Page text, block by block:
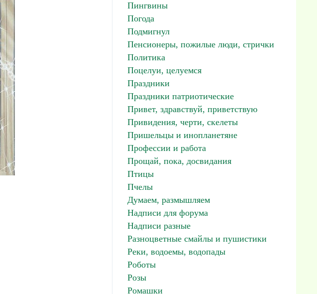
Пингвины
Погода
Подмигнул
Пенсионеры, пожилые люди, стрички
Политика
Поцелуи, целуемся
Праздники
Праздники патриотические
Привет, здравствуй, приветствую
Привидения, черти, скелеты
Пришельцы и инопланетяне
Профессии и работа
Прощай, пока, досвидания
Птицы
Пчелы
Думаем, размышляем
Надписи для форума
Надписи разные
Разноцветные смайлы и пушистики
Реки, водоемы, водопады
Роботы
Розы
Ромашки